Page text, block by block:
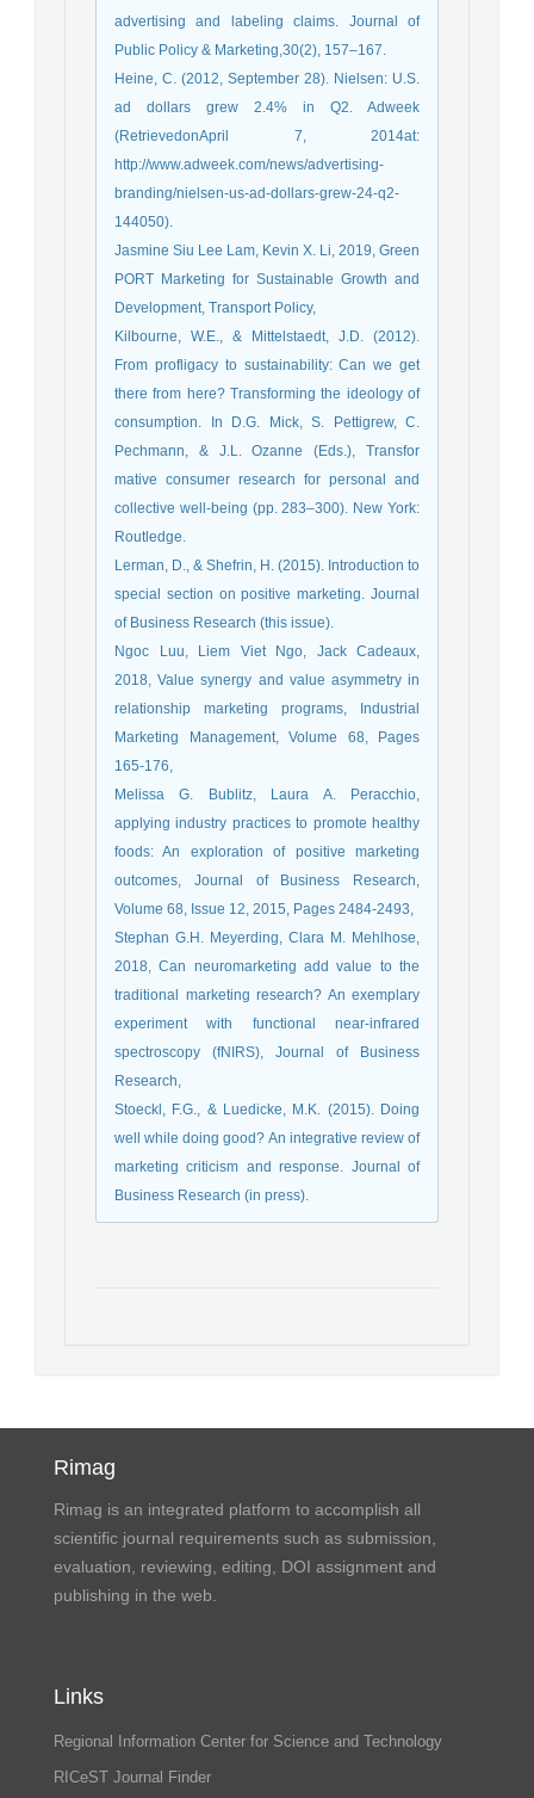
advertising and labeling claims. Journal of
Public Policy & Marketing,30(2), 157–167.
Heine, C. (2012, September 28). Nielsen: U.S.
ad dollars grew 2.4% in Q2. Adweek
(RetrievedonApril 7, 2014at:
http://www.adweek.com/news/advertising-
branding/nielsen-us-ad-dollars-grew-24-q2-
144050).
Jasmine Siu Lee Lam, Kevin X. Li, 2019, Green
PORT Marketing for Sustainable Growth and
Development, Transport Policy,
Kilbourne, W.E., & Mittelstaedt, J.D. (2012).
From profligacy to sustainability: Can we get
there from here? Transforming the ideology of
consumption. In D.G. Mick, S. Pettigrew, C.
Pechmann, & J.L. Ozanne (Eds.), Transfor
mative consumer research for personal and
collective well-being (pp. 283–300). New York:
Routledge.
Lerman, D., & Shefrin, H. (2015). Introduction to
special section on positive marketing. Journal
of Business Research (this issue).
Ngoc Luu, Liem Viet Ngo, Jack Cadeaux,
2018, Value synergy and value asymmetry in
relationship marketing programs, Industrial
Marketing Management, Volume 68, Pages
165-176,
Melissa G. Bublitz, Laura A. Peracchio,
applying industry practices to promote healthy
foods: An exploration of positive marketing
outcomes, Journal of Business Research,
Volume 68, Issue 12, 2015, Pages 2484-2493,
Stephan G.H. Meyerding, Clara M. Mehlhose,
2018, Can neuromarketing add value to the
traditional marketing research? An exemplary
experiment with functional near-infrared
spectroscopy (fNIRS), Journal of Business
Research,
Stoeckl, F.G., & Luedicke, M.K. (2015). Doing
well while doing good? An integrative review of
marketing criticism and response. Journal of
Business Research (in press).
Rimag
Rimag is an integrated platform to accomplish all
scientific journal requirements such as submission,
evaluation, reviewing, editing, DOI assignment and
publishing in the web.
Links
Regional Information Center for Science and Technology
RICeST Journal Finder